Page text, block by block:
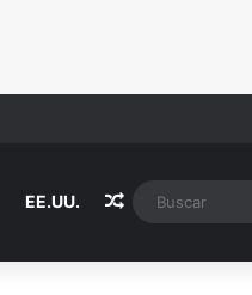
EE.UU. Random Article